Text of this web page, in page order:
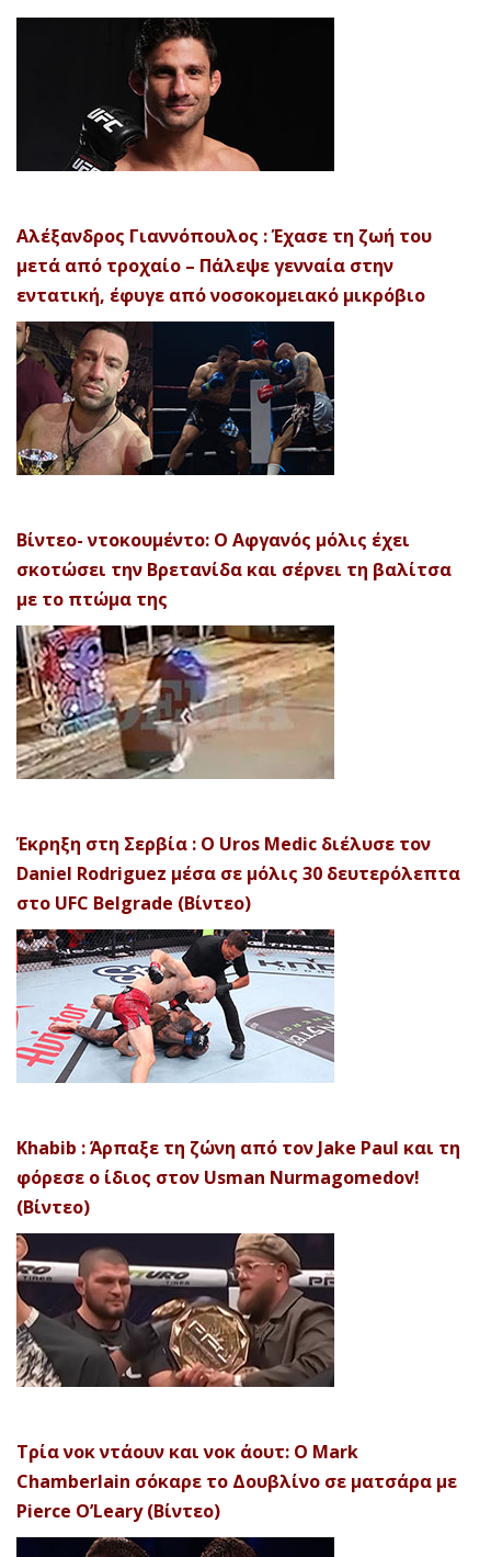
Αλέξανδρος Γιαννόπουλος : Έχασε τη ζωή του
μετά από τροχαίο – Πάλεψε γενναία στην
εντατική, έφυγε από νοσοκομειακό μικρόβιο
Βίντεο- ντοκουμέντο: Ο Αφγανός μόλις έχει
σκοτώσει την Βρετανίδα και σέρνει τη βαλίτσα
με το πτώμα της
Έκρηξη στη Σερβία : Ο Uros Medic διέλυσε τον
Daniel Rodriguez μέσα σε μόλις 30 δευτερόλεπτα
στο UFC Belgrade (Βίντεο)
Khabib : Άρπαξε τη ζώνη από τον Jake Paul και τη
φόρεσε ο ίδιος στον Usman Nurmagomedov!
(Βίντεο)
Τρία νοκ ντάουν και νοκ άουτ: Ο Mark
Chamberlain σόκαρε το Δουβλίνο σε ματσάρα με
Pierce O’Leary (Βίντεο)